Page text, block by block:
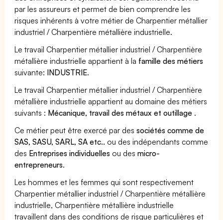
par les assureurs et permet de bien comprendre les
risques inhérents à votre métier de Charpentier métallier
industriel / Charpentière métallière industrielle.
Le travail Charpentier métallier industriel / Charpentière
métallière industrielle appartient à la famille des métiers
suivante: INDUSTRIE.
Le travail Charpentier métallier industriel / Charpentière
métallière industrielle appartient au domaine des métiers
suivants : Mécanique, travail des métaux et outillage .
Ce métier peut être exercé par dessociétés comme de
SAS, SASU, SARL, SA etc.. ou des indépendants comme
des Entreprises individuelles ou desmicro-
entrepreneurs.
Les hommes et les femmes qui sont respectivement
Charpentier métallier industriel / Charpentière métallière
industrielle, Charpentière métallière industrielle
travaillent dans des conditions de risque particulières et